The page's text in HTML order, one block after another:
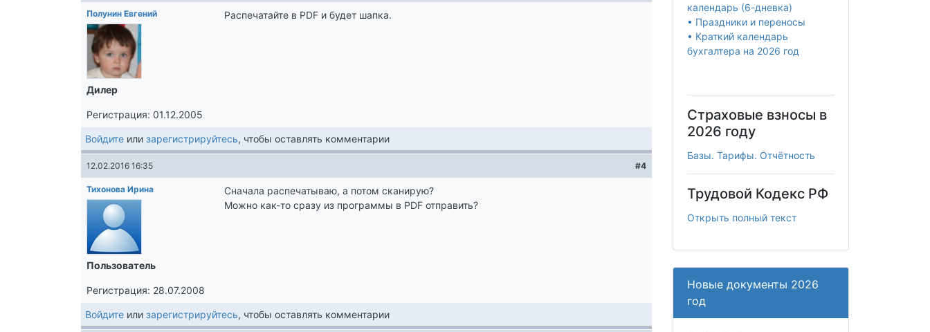
Полунин Евгений
Дилер
Регистрация: 01.12.2005
Распечатайте в PDF и будет шапка.
Войдите или зарегистрируйтесь, чтобы оставлять комментарии
12.02.2016 16:35 #4
Тихонова Ирина
Пользователь
Регистрация: 28.07.2008
Сначала распечатываю, а потом сканирую?
Можно как-то сразу из программы в PDF отправить?
Войдите или зарегистрируйтесь, чтобы оставлять комментарии
календарь (6-дневка)
• Праздники и переносы
• Краткий календарь
бухгалтера на 2026 год
Страховые взносы в
2026 году
Базы. Тарифы. Отчётность
Трудовой Кодекс РФ
Открыть полный текст
Новые документы 2026
год